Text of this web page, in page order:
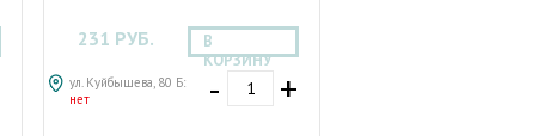
231 РУБ.
ул. Куйбышева, 80 Б:
нет
В
КОРЗИНУ
- +